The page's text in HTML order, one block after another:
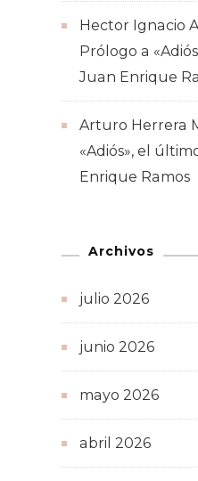
Hector Ignacio
Prólogo a
Juan Enrique
Arturo Herrera
«Adiós», el
Enrique Ramos
Archivos
julio 2026
junio 2026
mayo 2026
abril 2026